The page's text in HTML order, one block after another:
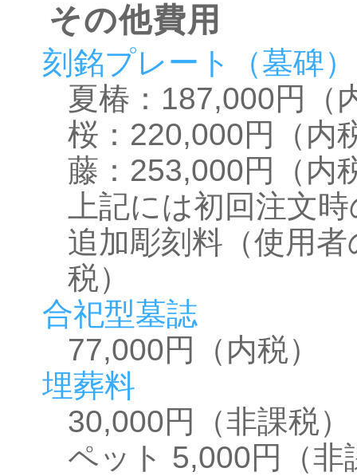
その他費用
刻銘プレート（墓碑）
夏椿：187,000円（
桜：220,000円（内
藤：253,000円（内
上記には初回注文
追加彫刻料（使用
税）
合祀型墓誌
77,000円（内税）
埋葬料
30,000円（非課税）
ペット 5,000円（非